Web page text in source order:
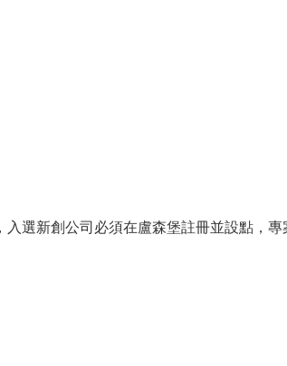
選新創公司必須在盧森堡註冊並設點，專